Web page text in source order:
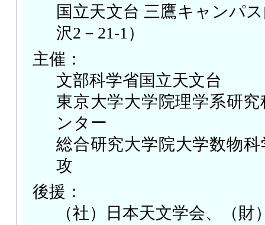
国立天文台 三鷹キャンパ
沢2－21-1）
主催：
文部科学省国立天文台
東京大学大学院理学系研
ンター
総合研究大学院大学数物
攻
後援：
（社）日本天文学会、（財